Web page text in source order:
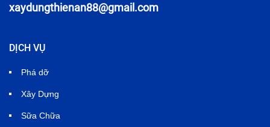
xaydungthienan88@gmail.com
DỊCH VỤ
Phá dỡ
Xây Dựng
Sữa Chữa